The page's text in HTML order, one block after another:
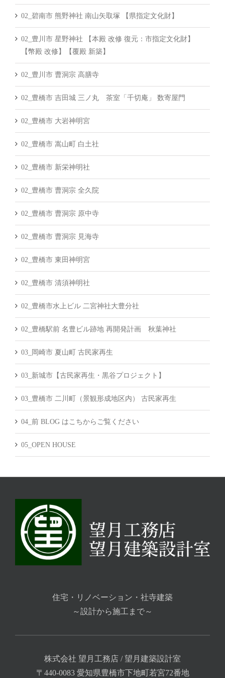
02_碧南市 熊野神社 南山矢取塚 【県指定文化財】
02_豊川市 星野神社 【本殿 改修 復元：市指定文化財】
【幣殿 改修】【覆殿 新築】
02_豊川市 曹洞宗 高膳寺
02_豊橋市 吉田城 三ノ丸 茶室「千切庵」 数寄屋門
02_豊橋市 大岩神明宮
02_豊橋市 嵩山町 白土社
02_豊橋市 新栄神明社
02_豊橋市 曹洞宗 全久院
02_豊橋市 曹洞宗 原中寺
02_豊橋市 曹洞宗 見海寺
02_豊橋市 東田神明宮
02_豊橋市 清須神明社
02_豊橋市水上ビル 二宮神社大豊分社
02_豊橋駅前 名豊ビル跡地 再開発計画 秋葉神社
03_岡崎市 夏山町 古民家再生
03_新城市【古民家再生・黒谷プロジェクト】
03_豊橋市 二川町（景観形成地区内） 古民家再生
04_前 BLOG はこちからご覧ください
05_OPEN HOUSE
住宅・リノベーション・社寺建築
～設計から施工まで～
株式会社 望月工務店 / 望月建築設計室
〒440-0083 愛知県豊橋市下地町若宮72番地